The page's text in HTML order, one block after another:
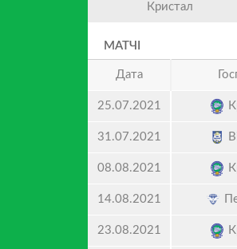
Кристал
МАТЧІ
Дата
25.07.2021
31.07.2021
08.08.2021
14.08.2021
23.08.2021